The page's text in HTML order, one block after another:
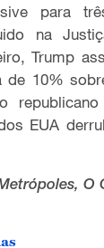
para
na
Trump
de 10%
EUA
O